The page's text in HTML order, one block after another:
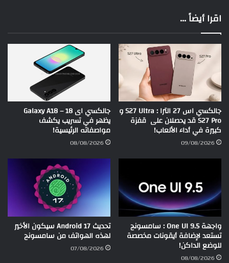
اقرا أيضاً ...
جالكسي اس 27 الترا : S27 Ultra و
S27 Pro قد يحصلان على قفزة
كبيرة في أداء الألعاب!
09/08/2026
جالكسي اى 18 – Galaxy A18
يظهر في تسريب يكشف
مواصفاته الرئيسية!
08/08/2026
واجهة One UI 9.5 : سامسونج
تستعد لإضافة أيقونات مخصصة
للوضع الداكن!
08/08/2026
تحديث Android 17 سيكون الأخير
لهذه الهواتف من سامسونج
07/08/2026